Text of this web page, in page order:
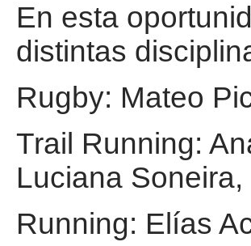
En esta
distintas
Rugby: Mateo
Trail Running:
Luciana
Running: Elías